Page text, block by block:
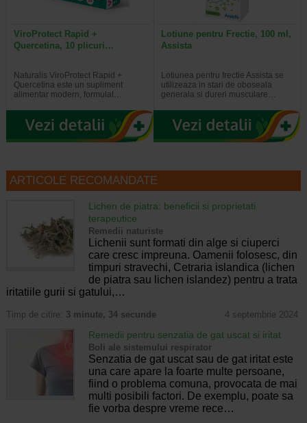
ViroProtect Rapid +
Quercetina, 10 plicuri…
Naturalis ViroProtect Rapid +
Quercetina este un supliment
alimentar modern, formulat…
Lotiune pentru Frectie, 100 ml,
Assista
Lotiunea pentru frectie Assista se
utilizeaza in stari de oboseala
generala si dureri musculare…
ARTICOLE RECOMANDATE
Lichen de piatra: beneficii si proprietati
terapeutice
Remedii naturiste
Lichenii sunt formati din alge si ciuperci
care cresc impreuna. Oamenii folosesc, din
timpuri stravechi, Cetraria islandica (lichen
de piatra sau lichen islandez) pentru a trata
iritatiile gurii si gatului,…
Timp de citire: 3 minute, 34 secunde 4 septembrie 2024
Remedii pentru senzatia de gat uscat si iritat
Boli ale sistemului respirator
Senzatia de gat uscat sau de gat iritat este
una care apare la foarte multe persoane,
fiind o problema comuna, provocata de mai
multi posibili factori. De exemplu, poate sa
fie vorba despre vreme rece…